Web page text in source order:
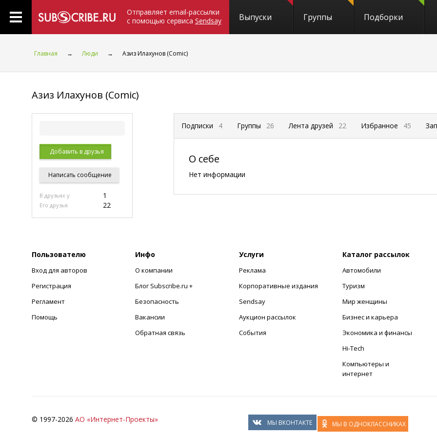
Отправляет email-рассылки
с помощью сервиса Sendsay Выпуски Группы Подборки
Главная → Люди → Азиз Илахунов (Comic)
Азиз Илахунов (Comic)
Добавить в друзья
Написать сообщение
В друзьях у 1
Его друзья 22
Подписки 4 Группы 26 Лента друзей 22 Избранное 45
О себе
Нет информации
Пользователю
Вход для авторов
Регистрация
Регламент
Помощь
Инфо
О компании
Блог Subscribe.ru +
Безопасность
Вакансии
Обратная связь
Услуги
Реклама
Корпоративные издания
Sendsay
Аукцион рассылок
События
Каталог рассылок
Автомобили
Туризм
Мир женщины
Бизнес и карьера
Экономика и финансы
Hi-Tech
Компьютеры и
интернет
© 1997-2026 АО «Интернет-Проекты» МЫ ВКОНТАКТЕ МЫ В ОДНОКЛАССНИКАХ